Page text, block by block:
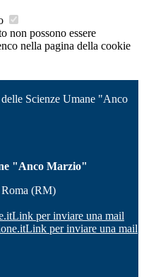
non possono essere
nella pagina della cookie
Scienze Umane "Anco
"Anco Marzio"
(RM)
Link per inviare una mail
Link per inviare una mail